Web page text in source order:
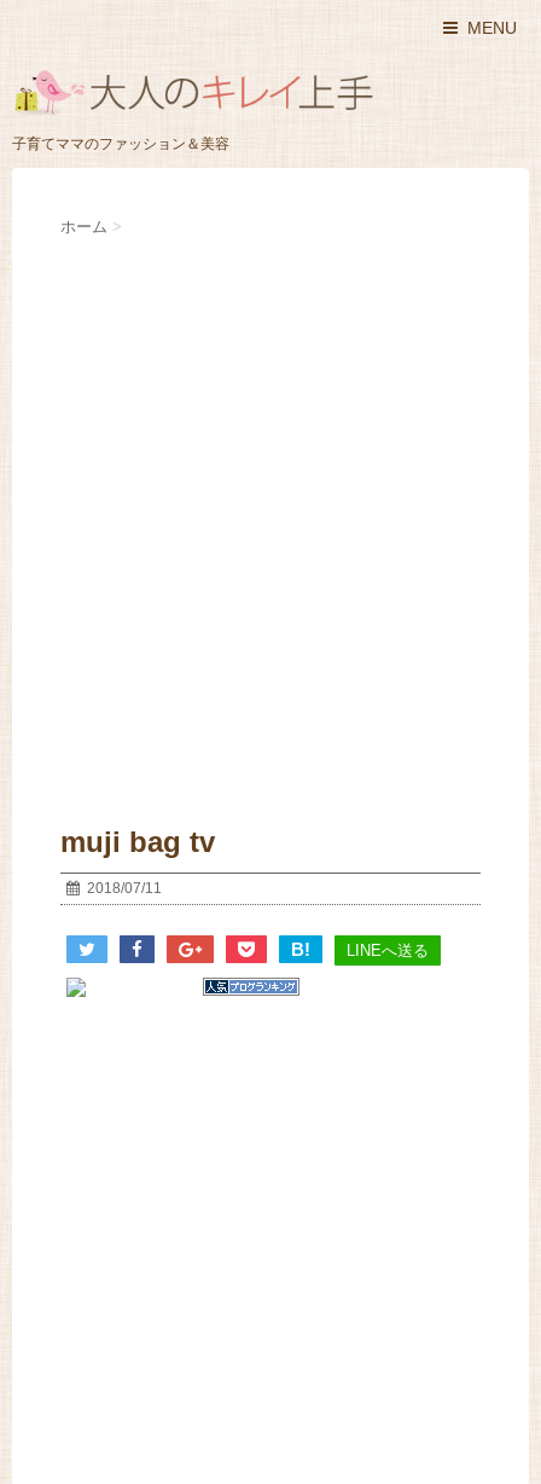
MENU
子育てママのファッション＆美容
ホーム >
muji bag tv
2018/07/11
B! LINEへ送る